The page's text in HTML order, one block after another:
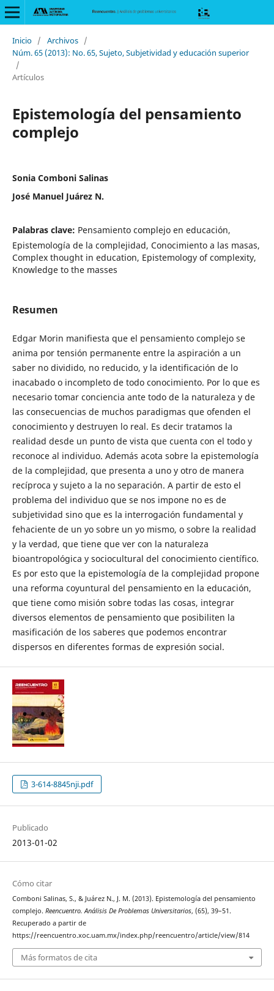
Inicio / Archivos /
Núm. 65 (2013): No. 65, Sujeto, Subjetividad y educación superior
/
Artículos
Epistemología del pensamiento
complejo
Sonia Comboni Salinas
José Manuel Juárez N.
Palabras clave: Pensamiento complejo en educación,
Epistemología de la complejidad, Conocimiento a las masas,
Complex thought in education, Epistemology of complexity,
Knowledge to the masses
Resumen
Edgar Morin manifiesta que el pensamiento complejo se
anima por tensión permanente entre la aspiración a un
saber no dividido, no reducido, y la identificación de lo
inacabado o incompleto de todo conocimiento. Por lo que es
necesario tomar conciencia ante todo de la naturaleza y de
las consecuencias de muchos paradigmas que ofenden el
conocimiento y destruyen lo real. Es decir tratamos la
realidad desde un punto de vista que cuenta con el todo y
reconoce al individuo. Además acota sobre la epistemología
de la complejidad, que presenta a uno y otro de manera
recíproca y sujeto a la no separación. A partir de esto el
problema del individuo que se nos impone no es de
subjetividad sino que es la interrogación fundamental y
fehaciente de un yo sobre un yo mismo, o sobre la realidad
y la verdad, que tiene que ver con la naturaleza
bioantropológica y sociocultural del conocimiento científico.
Es por esto que la epistemología de la complejidad propone
una reforma coyuntural del pensamiento en la educación,
que tiene como misión sobre todas las cosas, integrar
diversos elementos de pensamiento que posibiliten la
masificación de los saberes que podemos encontrar
dispersos en diferentes formas de expresión social.
3-614-8845nji.pdf
Publicado
2013-01-02
Cómo citar
Comboni Salinas, S., & Juárez N., J. M. (2013). Epistemología del pensamiento
complejo. Reencuentro. Análisis De Problemas Universitarios, (65), 39–51.
Recuperado a partir de
https://reencuentro.xoc.uam.mx/index.php/reencuentro/article/view/814
Más formatos de cita